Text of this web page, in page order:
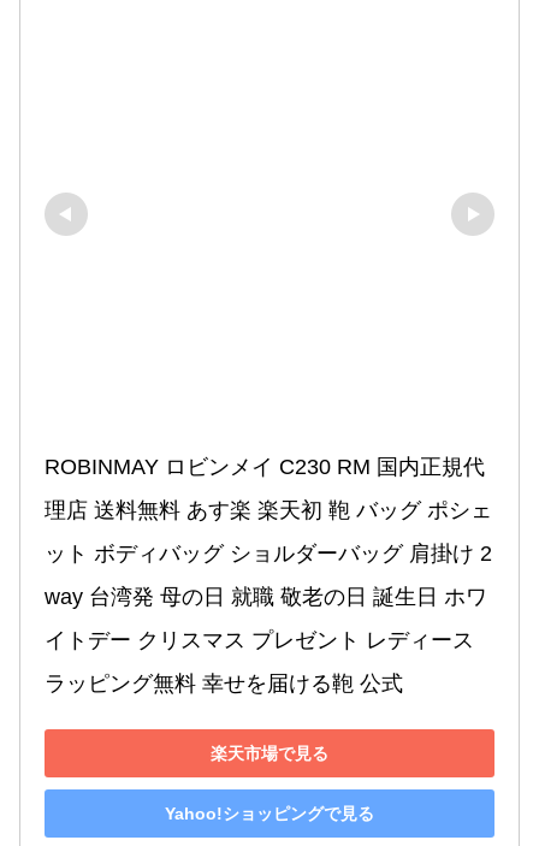
ROBINMAY ロビンメイ C230 RM 国内正規代
理店 送料無料 あす楽 楽天初 鞄 バッグ ポシェ
ット ボディバッグ ショルダーバッグ 肩掛け 2
way 台湾発 母の日 就職 敬老の日 誕生日 ホワ
イトデー クリスマス プレゼント レディース
ラッピング無料 幸せを届ける鞄 公式
楽天市場で見る
Yahoo!ショッピングで見る